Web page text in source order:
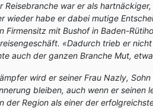
Reisebranche war er als
wieder habe er dabei mutige
Firmensitz mit Bushof in Baden-
«Dadurch trieb er
auch der ganzen Branche Mut,
wird er seiner Frau Nazly,
bleiben, auch wenn er seinen
der Region als einer der